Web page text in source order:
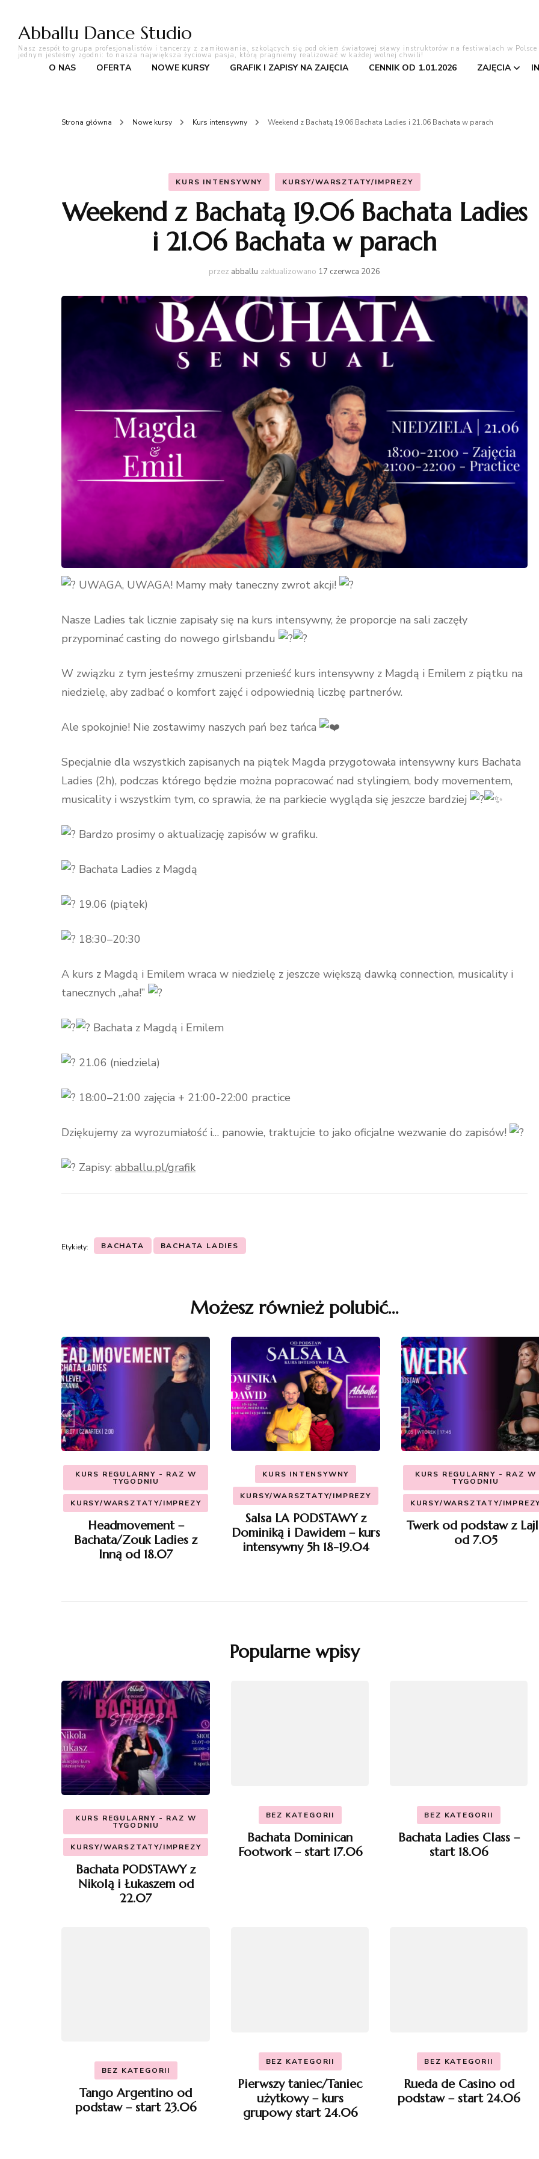
Abballu Dance Studio
Nasz zespół to grupa profesjonalistów i tancerzy z zamiłowania, szkolących się pod okiem światowej sławy instruktorów na festiwalach w
jednym jesteśmy zgodni: to nasza największa życiowa pasja, którą pragniemy realizować w każdej wolnej chwili!
O NAS OFERTA NOWE KURSY GRAFIK I ZAPISY NA ZAJĘCIA CENNIK OD 1.01.2026 ZAJĘCIA
Pierwszy
Latino
Strona główna Nowe kursy Kurs intensywny Weekend z Bachatą 19.06 Bachata Ladies i 21.06 Bachata w parach
KURS INTENSYWNY KURSY/WARSZTATY/IMPREZY
Weekend z Bachatą 19.06 Bachata Ladies
i 21.06 Bachata w parach
przez abballu zaktualizowano 17 czerwca 2026
UWAGA, UWAGA! Mamy mały taneczny zwrot akcji!
Nasze Ladies tak licznie zapisały się na kurs intensywny, że proporcje na sali zaczęły
przypominać casting do nowego girlsbandu
W związku z tym jesteśmy zmuszeni przenieść kurs intensywny z Magdą i Emilem z piątku na
niedzielę, aby zadbać o komfort zajęć i odpowiednią liczbę partnerów.
Ale spokojnie! Nie zostawimy naszych pań bez tańca
Specjalnie dla wszystkich zapisanych na piątek Magda przygotowała intensywny kurs Bachata
Ladies (2h), podczas którego będzie można popracować nad stylingiem, body movementem,
musicality i wszystkim tym, co sprawia, że na parkiecie wygląda się jeszcze bardziej
Bardzo prosimy o aktualizację zapisów w grafiku.
Bachata Ladies z Magdą
19.06 (piątek)
18:30–20:30
A kurs z Magdą i Emilem wraca w niedzielę z jeszcze większą dawką connection, musicality i
tanecznych „aha!”
Bachata z Magdą i Emilem
21.06 (niedziela)
18:00–21:00 zajęcia + 21:00-22:00 practice
Dziękujemy za wyrozumiałość i… panowie, traktujcie to jako oficjalne wezwanie do zapisów!
Zapisy: abballu.pl/grafik
Etykiety: BACHATA BACHATA LADIES
Możesz również polubić…
KURS REGULARNY - RAZ W
TYGODNIU
KURSY/WARSZTATY/IMPREZY
Headmovement –
Bachata/Zouk Ladies z
Inną od 18.07
KURS INTENSYWNY
KURSY/WARSZTATY/IMPREZY
Salsa LA PODSTAWY z
Dominiką i Dawidem – kurs
intensywny 5h 18-19.04
KURS REGULARNY - RAZ W
TYGODNIU
KURSY/WARSZTATY/
Twerk od podstaw z
od 7.05
Popularne wpisy
KURS REGULARNY - RAZ W
TYGODNIU
KURSY/WARSZTATY/IMPREZY
Bachata PODSTAWY z
Nikolą i Łukaszem od
22.07
BEZ KATEGORII
Bachata Dominican
Footwork – start 17.06
BEZ KATEGORII
Bachata Ladies Class –
start 18.06
BEZ KATEGORII
Tango Argentino od
podstaw – start 23.06
BEZ KATEGORII
Pierwszy taniec/Taniec
użytkowy – kurs
grupowy start 24.06
BEZ KATEGORII
Rueda de Casino od
podstaw – start 24.06